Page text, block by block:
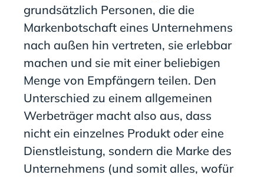
grundsätzlich Personen, die die
Markenbotschaft eines Unternehmens
nach außen hin vertreten, sie erlebbar
machen und sie mit einer beliebigen
Menge von Empfängern teilen. Den
Unterschied zu einem allgemeinen
Werbeträger macht also aus, dass
nicht ein einzelnes Produkt oder eine
Dienstleistung, sondern die Marke des
Unternehmens (und somit alles, wofür